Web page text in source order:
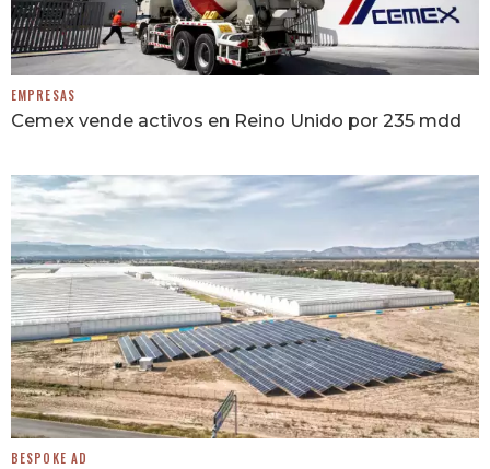
EMPRESAS
Cemex vende activos en Reino Unido por 235 mdd
BESPOKE AD